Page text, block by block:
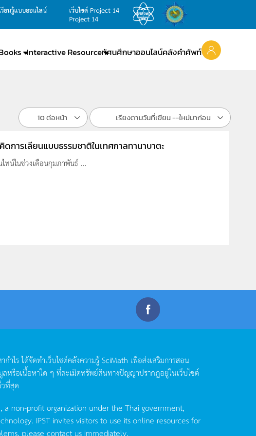
รียนรู้แบบออนไลน์
เว็บไซต์ Project 14
Project 14
Interactive Resourceทัศนศึกษาออนไลน์คลังคำศัพท์
10 ต่อหน้า เรียงตามวันที่เขียน --ใหม่มาก่อน
การเลียนแบบธรรมชาติในเทศกาลทานาบาตะ
ทน์ในช่วงเดือนกุมภาพันธ์ ...
กำไรได้จัดทำเว็บไซต์คลังความรู้SciMath เพื่อส่งเสริมการสอน
หรือเนื้อหาใด ๆ ที่ละเมิดทรัพย์สินทางปัญญาปรากฏอยู่ในเว็บไซต์
วที่สุด
non-profit organization under the Thai government,
IPST invites visitors to use its online resources for
please contact us immediately.